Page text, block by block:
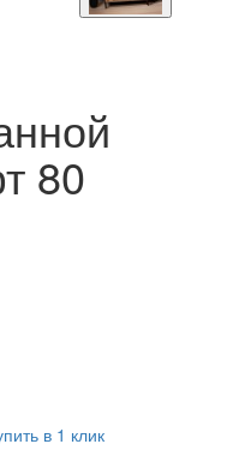
80
в 1 клик